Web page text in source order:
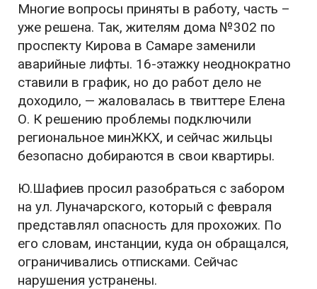
Многие вопросы приняты в работу, часть –
уже решена. Так, жителям дома №302 по
проспекту Кирова в Самаре заменили
аварийные лифты. 16-этажку неоднократно
ставили в график, но до работ дело не
доходило, — жаловалась в твиттере Елена
О. К решению проблемы подключили
региональное минЖКХ, и сейчас жильцы
безопасно добираются в свои квартиры.
Ю.Шафиев просил разобраться с забором
на ул. Луначарского, который с февраля
представлял опасность для прохожих. По
его словам, инстанции, куда он обращался,
ограничивались отписками. Сейчас
нарушения устранены.